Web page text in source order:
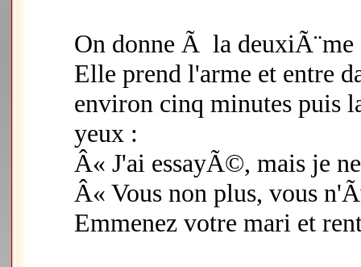
On donne Ã la deuxiÃ¨me
Elle prend l'arme et entre
environ cinq minutes puis
yeux :
Â« J'ai essayÃ©, mais je
Â« Vous non plus, vous
Emmenez votre mari et